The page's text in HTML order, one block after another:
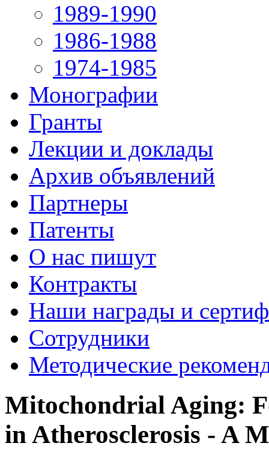
1989-1990
1986-1988
1974-1985
Монографии
Гранты
Лекции и доклады
Архив объявлений
Партнеры
Патенты
О нас пишут
Контракты
Наши награды и
Сотрудники
Методические
Mitochondrial Aging:
in Atherosclerosis - A